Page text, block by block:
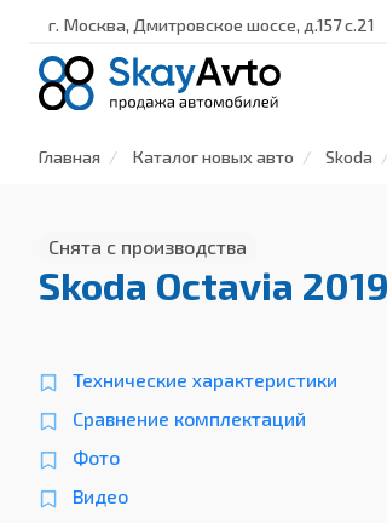
г. Москва, Дмитровское шоссе, д.157 с.21
Главная Каталог новых авто Skoda
Снята с производства
Skoda Octavia 2019
Технические характеристики
Сравнение комплектаций
Фото
Видео